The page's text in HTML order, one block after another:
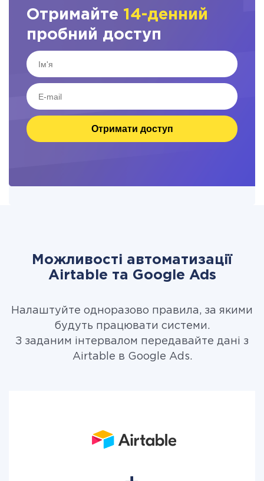
Отримайте 14-денний
пробний доступ
Отримати доступ
Можливості автоматизації
Airtable та Google Ads
Налаштуйте одноразово правила, за якими
будуть працювати системи.
З заданим інтервалом передавайте дані з
Airtable в Google Ads.